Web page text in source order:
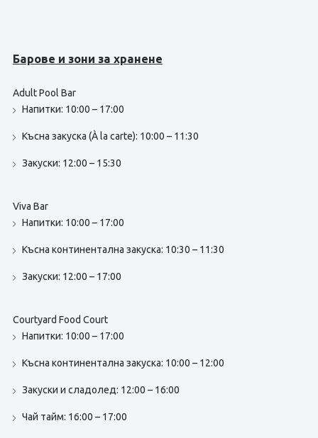
Барове и зони за хранене
Adult Pool Bar
Напитки: 10:00 – 17:00
Късна закуска (À la carte): 10:00 – 11:30
Закуски: 12:00 – 15:30
Viva Bar
Напитки: 10:00 – 17:00
Късна континентална закуска: 10:30 – 11:30
Закуски: 12:00 – 17:00
Courtyard Food Court
Напитки: 10:00 – 17:00
Късна континентална закуска: 10:00 – 12:00
Закуски и сладолед: 12:00 – 16:00
Чай тайм: 16:00 – 17:00